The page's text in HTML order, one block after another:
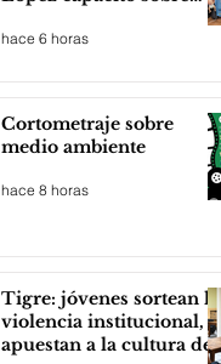
hace 6 horas
Cortometraje sobre
medio ambiente
hace 8 horas
Tigre: jóvenes sortean la
violencia institucional,
apuestan a la cultura del